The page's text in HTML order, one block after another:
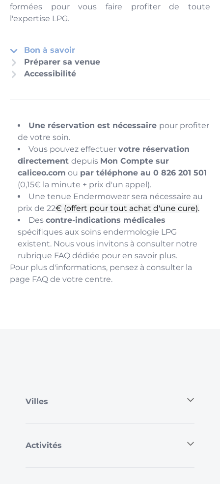
formées pour vous faire profiter de toute
l'expertise LPG.
Bon à savoir
Préparer sa venue
Accessibilité
Une réservation est nécessaire pour profiter
de votre soin.
Vous pouvez effectuer votre réservation
directement depuis Mon Compte sur
caliceo.com ou par téléphone au 0 826 201 501
(0,15€ la minute + prix d'un appel).
Une tenue Endermowear sera nécessaire au
prix de 22€ (offert pour tout achat d'une cure).
Des contre-indications médicales
spécifiques aux soins endermologie LPG
existent. Nous vous invitons à consulter notre
rubrique FAQ dédiée pour en savoir plus.
Pour plus d'informations, pensez à consulter la
page FAQ de votre centre.
Villes
Activités